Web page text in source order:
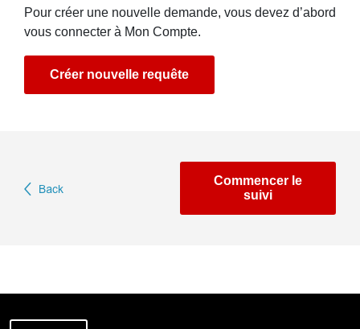
Pour créer une nouvelle demande, vous devez d’abord
vous connecter à Mon Compte.
Créer nouvelle requête
Commencer le
suivi